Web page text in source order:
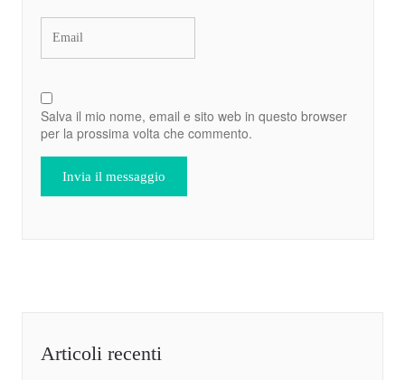
Salva il mio nome, email e sito web in questo browser
per la prossima volta che commento.
Articoli recenti